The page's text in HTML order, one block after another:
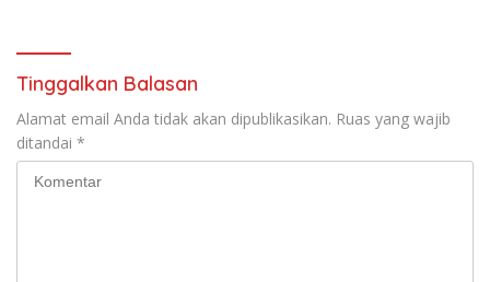
Tinggalkan Balasan
Alamat email Anda tidak akan dipublikasikan. Ruas yang wajib
ditandai *